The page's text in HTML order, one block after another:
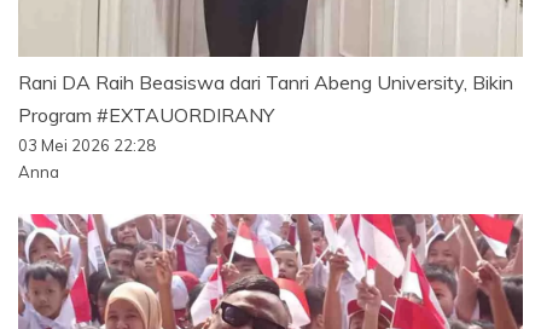
Rani DA Raih Beasiswa dari Tanri Abeng University, Bikin
Program #EXTAUORDIRANY
03 Mei 2026 22:28
Anna